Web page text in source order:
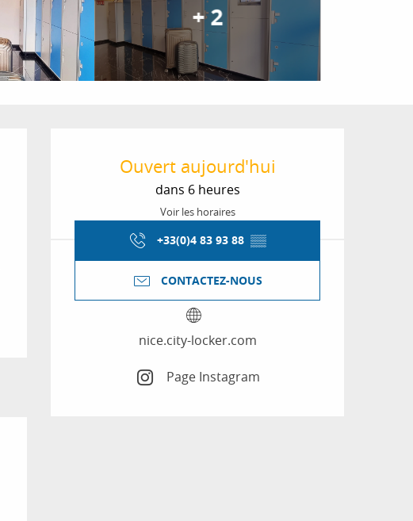
+ 2
Ouverture et
Ouvert aujourd'hui
dans 6 heures
Voir les horaires
+33(0)4 83 93 88 ▒▒
CONTACTEZ-NOUS
nice.city-locker.com
Page Instagram